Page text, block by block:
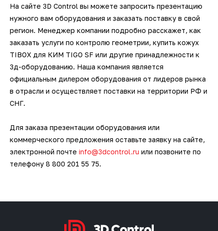
На сайте 3D Control вы можете запросить презентацию
нужного вам оборудования и заказать поставку в свой
регион. Менеджер компании подробно расскажет, как
заказать услуги по контролю геометрии, купить кожух
TIBOX для КИМ TIGO SF или другие принадлежности к
3д-оборудованию. Наша компания является
официальным дилером оборудования от лидеров рынка
в отрасли и осуществляет поставки на территории РФ и
СНГ.
Для заказа презентации оборудования или
коммерческого предложения оставьте заявку на сайте,
электронной почте info@3dcontrol.ru или позвоните по
телефону 8 800 201 55 75.